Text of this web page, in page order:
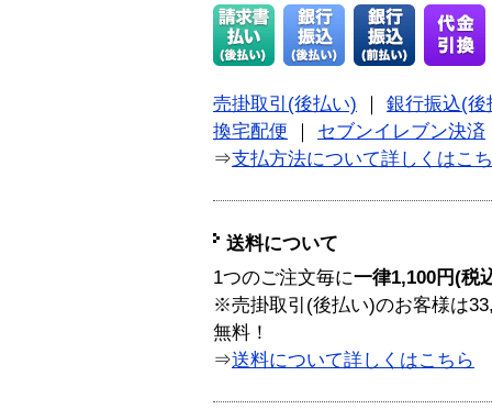
売掛取引(後払い)
銀行振込(後
換宅配便
セブンイレブン決済
⇒支払方法について詳しくはこ
送料について
1つのご注文毎に一律1,100円(税
※売掛取引(後払い)のお客様は
無料！
⇒送料について詳しくはこちら